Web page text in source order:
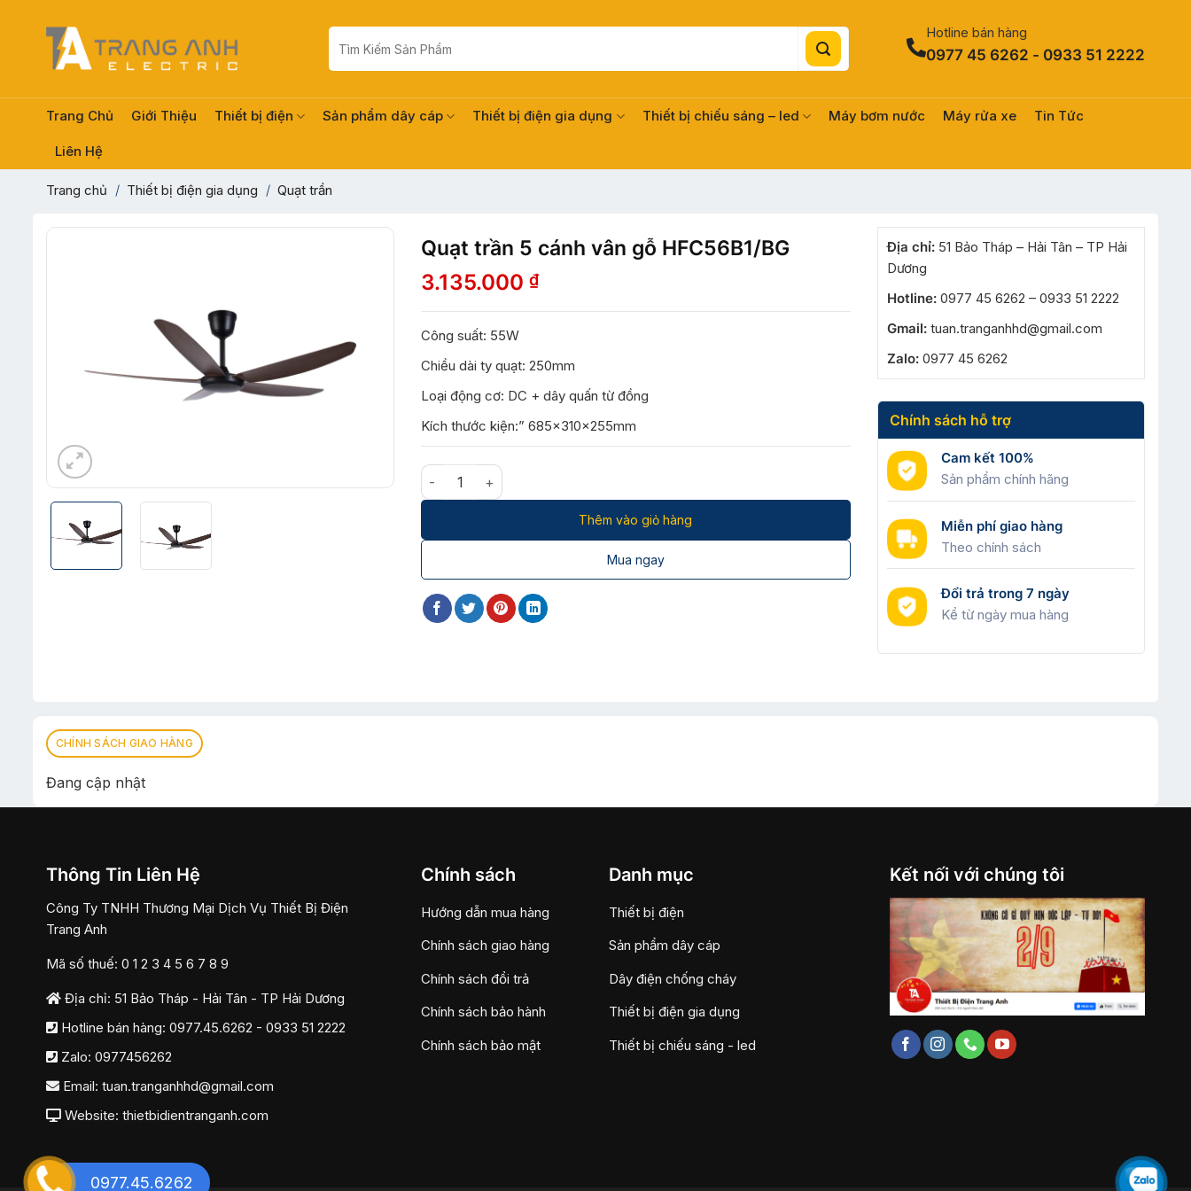
Tìm
kiếm:
Hotline bán hàng
0977 45 6262 - 0933 51 2222
Trang Chủ Giới Thiệu Thiết bị điện Sản phẩm dây cáp Thiết bị điện gia dụng Thiết bị chiếu sáng – led Máy bơm nước Máy rửa xe Tin Tức
Liên Hệ
Trang chủ / Thiết bị điện gia dụng / Quạt trần
Quạt trần 5 cánh vân gỗ HFC56B1/BG
3.135.000₫
Công suất: 55W
Chiều dài ty quạt: 250mm
Loại động cơ: DC + dây quấn từ đồng
Kích thước kiện:” 685x310x255mm
Quạt trần 5 cánh vân gỗ HFC56B1/BG số lượng
Thêm vào giỏ hàng
Mua ngay
Địa chỉ:51 Bảo Tháp – Hải Tân – TP Hải
Dương
Hotline:0977 45 6262 – 0933 51 2222
Gmail:tuan.tranganhhd@gmail.com
Zalo:0977 45 6262
Chính sách hỗ trợ
Cam kết 100%
Sản phẩm chính hãng
Miễn phí giao hàng
Theo chính sách
Đổi trả trong 7 ngày
Kể từ ngày mua hàng
CHÍNH SÁCH GIAO HÀNG
Đang cập nhật
Thông Tin Liên Hệ
Công Ty TNHH Thương Mại Dịch Vụ Thiết Bị Điện
Trang Anh
Mã số thuế: 0 1 2 3 4 5 6 7 8 9
Địa chỉ: 51 Bảo Tháp - Hải Tân - TP Hải Dương
Hotline bán hàng: 0977.45.6262 - 0933 51 2222
Zalo: 0977456262
Email: tuan.tranganhhd@gmail.com
Website: thietbidientranganh.com
Chính sách
Hướng dẫn mua hàng
Chính sách giao hàng
Chính sách đổi trả
Chính sách bảo hành
Chính sách bảo mật
Danh mục
Thiết bị điện
Sản phẩm dây cáp
Dây điện chống cháy
Thiết bị điện gia dụng
Thiết bị chiếu sáng - led
Kết nối với chúng tôi
0977.45.6262